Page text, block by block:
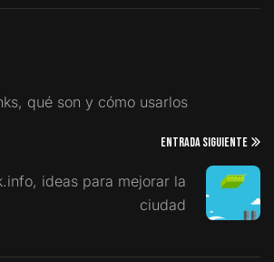
qué son y cómo usarlos
ENTRADA SIGUIENTE
ideas para mejorar la
ciudad